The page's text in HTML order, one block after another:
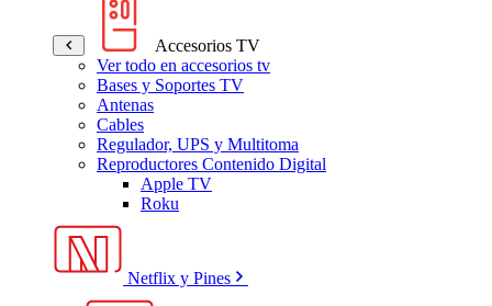
Accesorios TV
Ver todo en accesorios tv
Bases y Soportes TV
Antenas
Cables
Regulador, UPS y Multitoma
Reproductores Contenido Digital
Apple TV
Roku
Netflix y Pines